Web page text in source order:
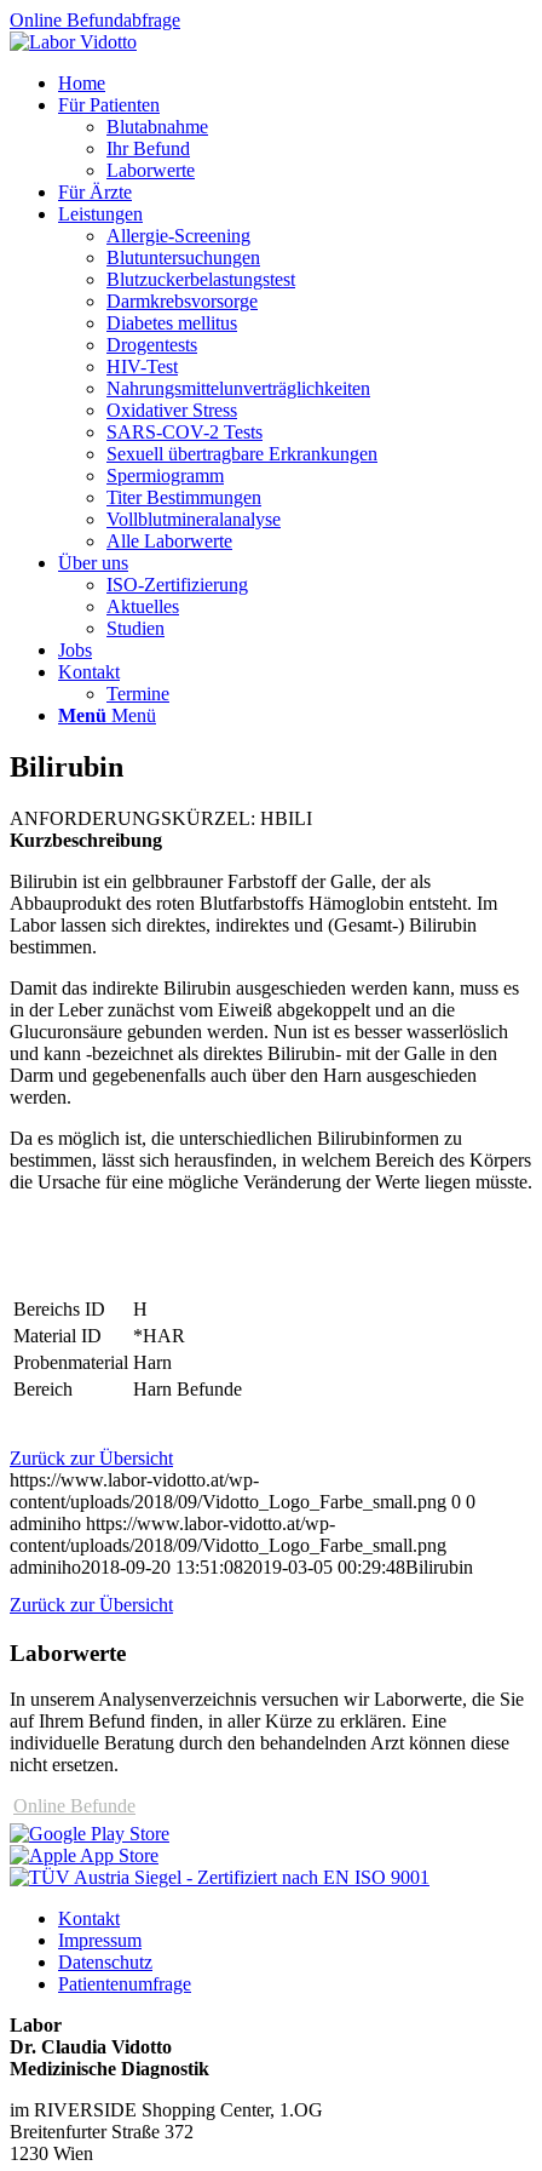
Online Befundabfrage
Home
Für Patienten
Blutabnahme
Ihr Befund
Laborwerte
Für Ärzte
Leistungen
Allergie-Screening
Blutuntersuchungen
Blutzucker­belastungstest
Darmkrebsvorsorge
Diabetes mellitus
Drogentests
HIV-Test
Nahrungsmittel­unverträglichkeiten
Oxidativer Stress
SARS-COV-2 Tests
Sexuell übertragbare Erkrankungen
Spermiogramm
Titer Bestimmungen
Vollblutmineralanalyse
Alle Laborwerte
Über uns
ISO-Zertifizierung
Aktuelles
Studien
Jobs
Kontakt
Termine
Menü Menü
Bilirubin
ANFORDERUNGSKÜRZEL: HBILI
Kurzbeschreibung
Bilirubin ist ein gelbbrauner Farbstoff der Galle, der als
Abbauprodukt des roten Blutfarbstoffs Hämoglobin entsteht. Im
Labor lassen sich direktes, indirektes und (Gesamt-) Bilirubin
bestimmen.
Damit das indirekte Bilirubin ausgeschieden werden kann, muss es
in der Leber zunächst vom Eiweiß abgekoppelt und an die
Glucuronsäure gebunden werden. Nun ist es besser wasserlöslich
und kann -bezeichnet als direktes Bilirubin- mit der Galle in den
Darm und gegebenenfalls auch über den Harn ausgeschieden
werden.
Da es möglich ist, die unterschiedlichen Bilirubinformen zu
bestimmen, lässt sich herausfinden, in welchem Bereich des Körpers
die Ursache für eine mögliche Veränderung der Werte liegen müsste.
Bereichs ID
H
Material ID
*HAR
Probenmaterial Harn
Bereich
Harn Befunde
Zurück zur Übersicht
https://www.labor-vidotto.at/wp-
content/uploads/2018/09/Vidotto_Logo_Farbe_small.png 0 0
adminiho https://www.labor-vidotto.at/wp-
content/uploads/2018/09/Vidotto_Logo_Farbe_small.png
adminiho2018-09-20 13:51:082019-03-05 00:29:48Bilirubin
Zurück zur Übersicht
Laborwerte
In unserem Analysen­verzeichnis versuchen wir Laborwerte, die Sie
auf Ihrem Befund finden, in aller Kürze zu erklären. Eine
individuelle Beratung durch den behandelnden Arzt können diese
nicht ersetzen.
Online Befunde
Kontakt
Impressum
Datenschutz
Patientenumfrage
Labor
Dr. Claudia Vidotto
Medizinische Diagnostik
im RIVERSIDE Shopping Center, 1.OG
Breitenfurter Straße 372
1230 Wien